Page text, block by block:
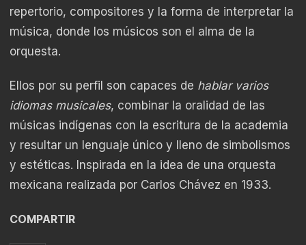
repertorio, compositores y la forma de interpretar la
música, donde los músicos son el alma de la
orquesta.
Ellos por su perfil son capaces de hablar varios
idiomas musicales, combinar la oralidad de las
músicas indígenas con la escritura de la academia
y resultar un lenguaje único y lleno de simbolismos
y estéticas. Inspirada en la idea de una orquesta
mexicana realizada por Carlos Chávez en 1933.
COMPARTIR